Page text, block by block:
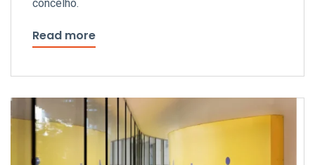
concelho.
Read more